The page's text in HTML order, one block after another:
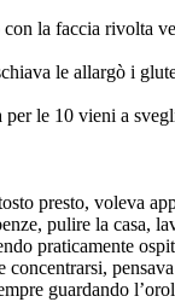
la faccia rivolta
le allargò i
per le 10 vieni a
presto, voleva
pulire la casa,
praticamente
guardando